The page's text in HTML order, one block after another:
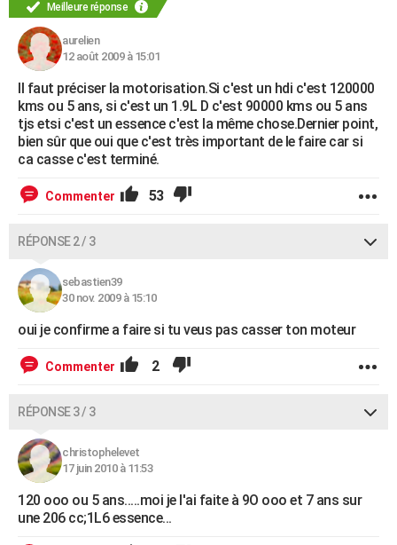
Dictionnaire
Biographies
Citations
Expressions
Proverbes
PROGRAMME TV
COPAINS D'AVANT
S'inscrire
Se connecter
Lycées
Collèges
Primaires
Universités
Entreprises
Service militaire
Avis de recherche
AVIS DE DÉCÈS
FORUM
Bricolage
Lifestyle
Culture
Sport
Auto
Television
Voyage
Cinema
Meilleure réponse
aurelien
12 août 2009 à 15:01
Il faut préciser la motorisation.Si c'est un hdi c'est 120000
kms ou 5 ans, si c'est un 1.9L D c'est 90000 kms ou 5 ans
tjs etsi c'est un essence c'est la même chose.Dernier point,
bien sûr que oui que c'est très important de le faire car si
ca casse c'est terminé.
Commenter 53
RÉPONSE 2 / 3
sebastien39
30 nov. 2009 à 15:10
oui je confirme a faire si tu veus pas casser ton moteur
Commenter 2
RÉPONSE 3 / 3
christophelevet
17 juin 2010 à 11:53
120 ooo ou 5 ans.....moi je l'ai faite à 9O ooo et 7 ans sur
une 206 cc;1L6 essence...